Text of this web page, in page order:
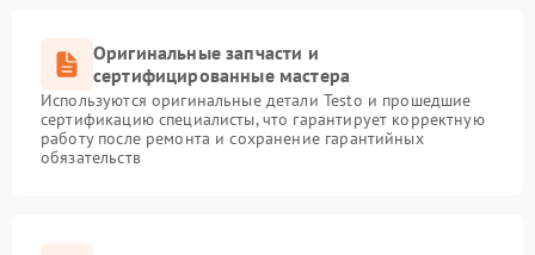
Оригинальные запчасти и
сертифицированные мастера
Используются оригинальные детали Testo и прошедшие
сертификацию специалисты, что гарантирует корректную
работу после ремонта и сохранение гарантийных
обязательств